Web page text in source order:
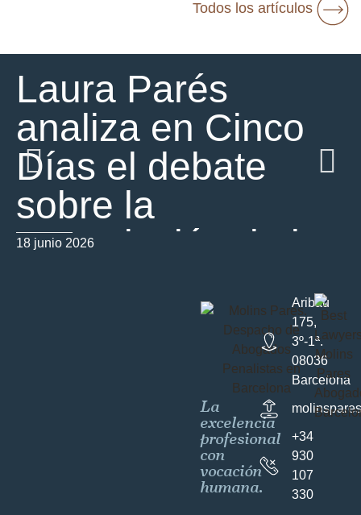
Todos los artículos
Laura Parés
analiza en Cinco
Días el debate
sobre la
prescripción de los
contra menores
18 junio 2026
La
excelencia
profesional
con
vocación
humana.
Aribau
175,
3º-1ª.
08036
Barcelona
+34
930
107
330